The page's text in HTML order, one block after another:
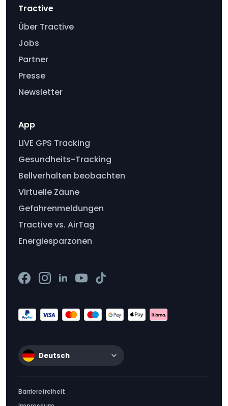
Tractive
Über Tractive
Jobs
Partner
Presse
Newsletter
App
LIVE GPS Tracking
Gesundheits-Tracking
Bellverhalten beobachten
Virtuelle Zäune
Gefahrenmeldungen
Tractive vs. AirTag
Energiesparzonen
Deutsch
Barrierefreiheit